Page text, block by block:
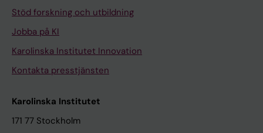
Stöd forskning och utbildning
Jobba på KI
Karolinska Institutet Innovation
Kontakta presstjänsten
Karolinska Institutet
171 77 Stockholm